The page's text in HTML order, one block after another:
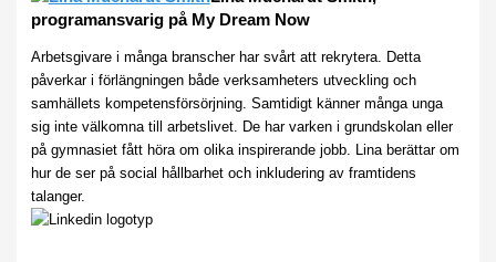
programansvarig på My Dream Now
Arbetsgivare i många branscher har svårt att rekrytera. Detta
påverkar i förlängningen både verksamheters utveckling och
samhällets kompetensförsörjning. Samtidigt känner många unga
sig inte välkomna till arbetslivet. De har varken i grundskolan eller
på gymnasiet fått höra om olika inspirerande jobb. Lina berättar om
hur de ser på social hållbarhet och inkludering av framtidens
talanger.